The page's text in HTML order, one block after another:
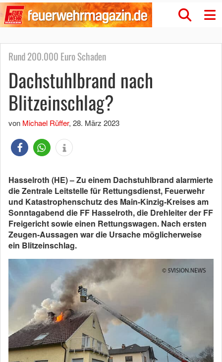
Rund 200.000 Euro Schaden
Dachstuhlbrand nach
Blitzeinschlag?
von Michael Rüffer, 28. März 2023
Hasselroth (HE) – Zu einem Dachstuhlbrand alarmierte
die Zentrale Leitstelle für Rettungsdienst, Feuerwehr
und Katastrophenschutz des Main-Kinzig-Kreises am
Sonntagabend die FF Hasselroth, die Drehleiter der FF
Freigericht sowie einen Rettungswagen. Nach ersten
Zeugen-Aussagen war die Ursache möglicherweise
ein Blitzeinschlag.